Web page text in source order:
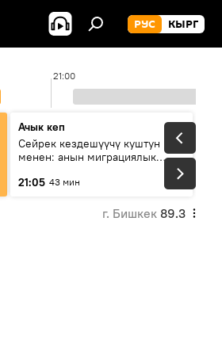
РУС КЫРГ
21:00
Ачык кеп
Сейрек кездешүүчү куштун изи
менен: анын миграциялык
21:05 43 мин
г. Бишкек 89.3